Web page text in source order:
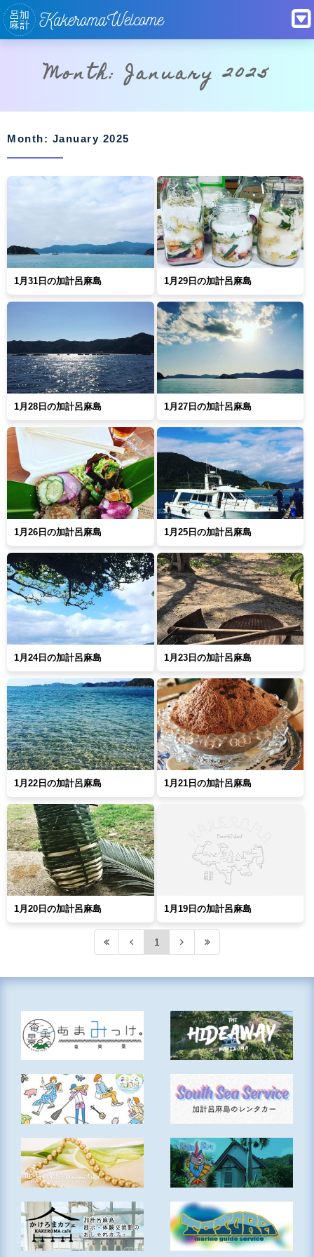
Month: January 2025
Month: January 2025
1月31日の加計呂麻島 1月29日の加計呂麻島
1月28日の加計呂麻島 1月27日の加計呂麻島
1月26日の加計呂麻島 1月25日の加計呂麻島
1月24日の加計呂麻島 1月23日の加計呂麻島
1月22日の加計呂麻島 1月21日の加計呂麻島
1月20日の加計呂麻島 1月19日の加計呂麻島
1